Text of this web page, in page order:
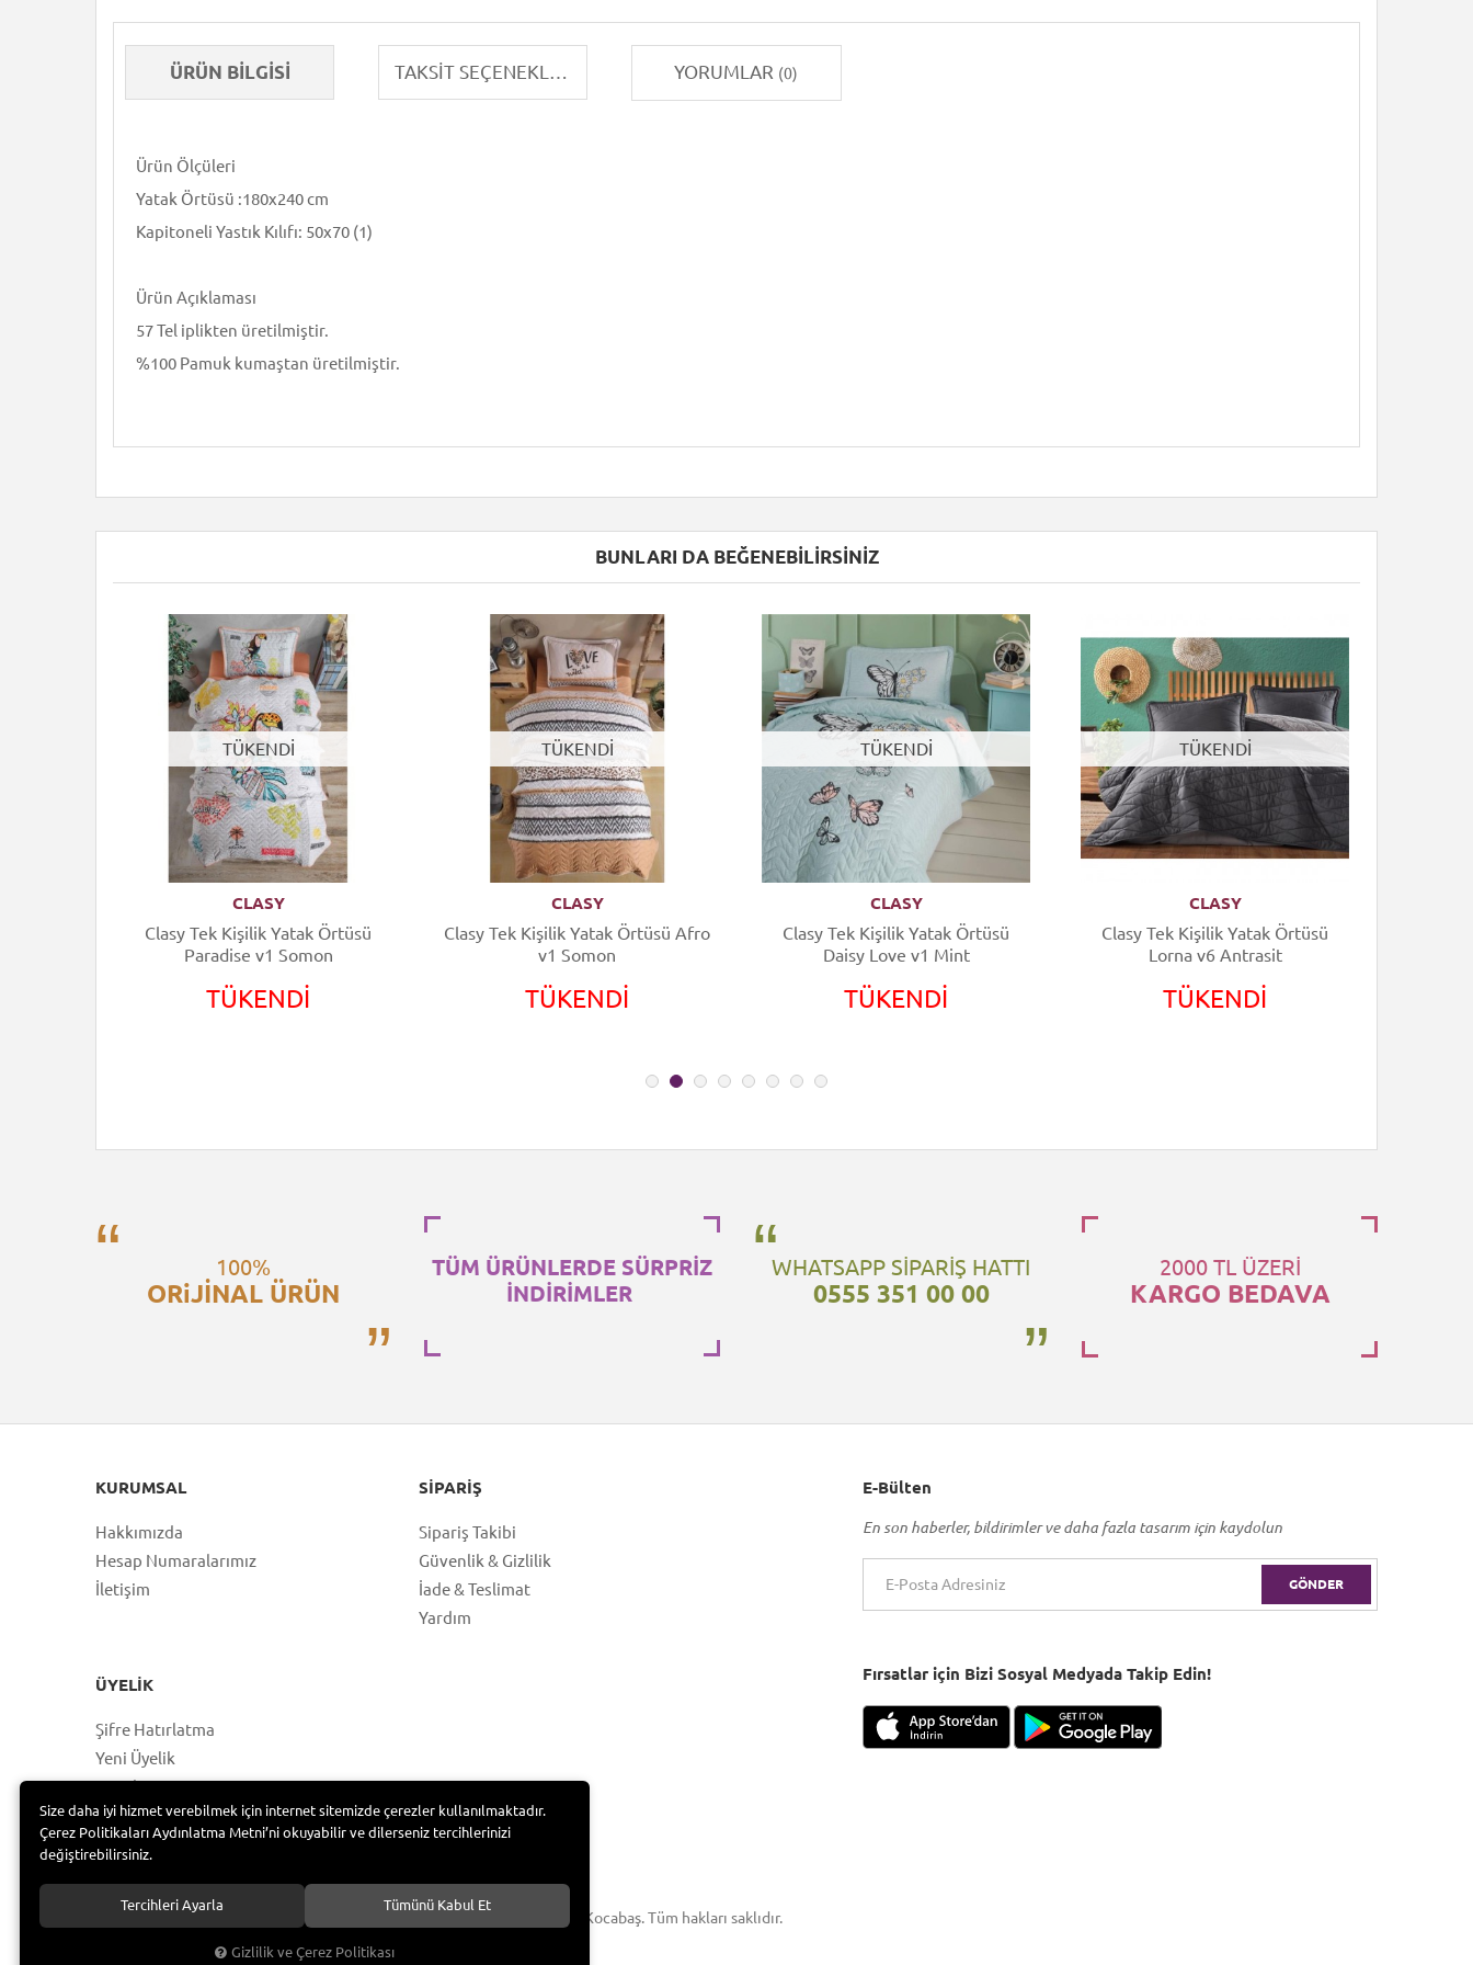
ÜRÜN BILGISI TAKSIT SEÇENEKLERI YORUMLAR (0)
Ürün Ölçüleri
Yatak Örtüsü :180x240 cm
Kapitoneli Yastık Kılıfı: 50x70 (1)
Ürün Açıklaması
57 Tel iplikten üretilmiştir.
%100 Pamuk kumaştan üretilmiştir.
BUNLARI DA BEĞENEBILIRSINIZ
TÜKENDİ
CLASY
Clasy Tek Kişilik Yatak Örtüsü
Paradise v1 Somon
TÜKENDİ
TÜKENDİ
CLASY
Clasy Tek Kişilik Yatak Örtüsü Afro
v1 Somon
TÜKENDİ
TÜKENDİ
CLASY
Clasy Tek Kişilik Yatak Örtüsü
Daisy Love v1 Mint
TÜKENDİ
TÜKENDİ
CLASY
Clasy Tek Kişilik Yatak Örtüsü
Lorna v6 Antrasit
TÜKENDİ
100%
ORiJİNAL ÜRÜN
TÜM ÜRÜNLERDE SÜRPRİZ
İNDİRİMLER
WHATSAPP SİPARİŞ HATTI
0555 351 00 00
2000 TL ÜZERİ
KARGO BEDAVA
KURUMSAL
Hakkımızda
Hesap Numaralarımız
İletişim
SIPARIŞ
Sipariş Takibi
Güvenlik & Gizlilik
İade & Teslimat
Yardım
ÜYELIK
Şifre Hatırlatma
Yeni Üyelik
Hesabım
Üye Girişi
E-Bülten
En son haberler, bildirimler ve daha fazla tasarım için kaydolun
GÖNDER
Fırsatlar için Bizi Sosyal Medyada Takip Edin!
Bayramoğlu Group / Adem Tufan Kocabaş. Tüm hakları saklıdır.
Size daha iyi hizmet verebilmek için internet sitemizde çerezler kullanılmaktadır.
Çerez Politikaları Aydınlatma Metni’ni okuyabilir ve dilerseniz tercihlerinizi
değiştirebilirsiniz.
Tercihleri Ayarla Tümünü Kabul Et
Gizlilik ve Çerez Politikası